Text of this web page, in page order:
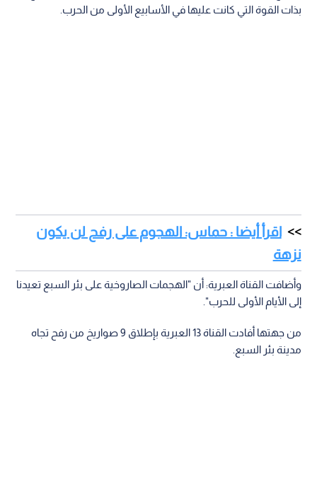
بذات القوة التي كانت عليها في الأسابيع الأولى من الحرب.
اقرأ أيضا : حماس: الهجوم على رفح لن يكون
نزهة
وأضافت القناة العبرية: أن "الهجمات الصاروخية على بئر السبع تعيدنا
إلى الأيام الأولى للحرب".
من جهتها أفادت القناة 13 العبرية بإطلاق 9 صواريخ من رفح تجاه
مدينة بئر السبع.